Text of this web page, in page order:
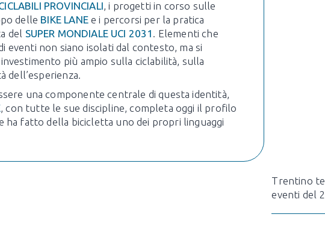
PROVINCIALI, i progetti in corso sulle
delle BIKE LANEe i percorsi per la pratica
del SUPER MONDIALE UCI 2031 . Elementi che
eventi non siano isolati dal contesto, ma si
più ampio sulla ciclabilità, sulla
dell’esperienza.
una componente centrale di questa identità,
, con tutte le sue discipline, completa oggi il profilo
ha fatto della bicicletta uno dei propri linguaggi
Trentino
eventi del